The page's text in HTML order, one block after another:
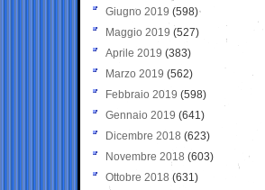
Giugno 2019 (598)
Maggio 2019 (527)
Aprile 2019 (383)
Marzo 2019 (562)
Febbraio 2019 (598)
Gennaio 2019 (641)
Dicembre 2018 (623)
Novembre 2018 (603)
Ottobre 2018 (631)